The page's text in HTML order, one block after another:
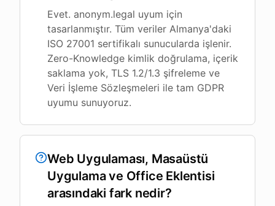
Evet. anonym.legal uyum için
tasarlanmıştır. Tüm veriler Almanya'daki
ISO 27001 sertifikalı sunucularda işlenir.
Zero-Knowledge kimlik doğrulama, içerik
saklama yok, TLS 1.2/1.3 şifreleme ve
Veri İşleme Sözleşmeleri ile tam GDPR
uyumu sunuyoruz.
Web Uygulaması, Masaüstü
Uygulama ve Office Eklentisi
arasındaki fark nedir?